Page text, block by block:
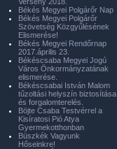
Békés Megyei Polgárőr Nap
Békés Megyei Polgárőr
Szövetség Közgyűlésének
Elismerése!
Békés Megyei Rendőrnap
2017.április 23.
Békéscsaba Megyei Jogú
Város Önkormányzatának
elismerése.
Békéscsabai István Malom
tűzoltási helyszín biztosítása
és forgalomterelés.
Böjte Csaba Testvérrel a
Kisíratosi Pió Atya
Gyermekotthonban
Büszkék Vagyunk
Hőseinkre!